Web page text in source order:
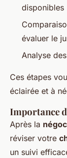
disponibles
évaluer le
Analyse des
Ces étapes
éclairée et à
Importance
Après la
réviser votre
un suivi